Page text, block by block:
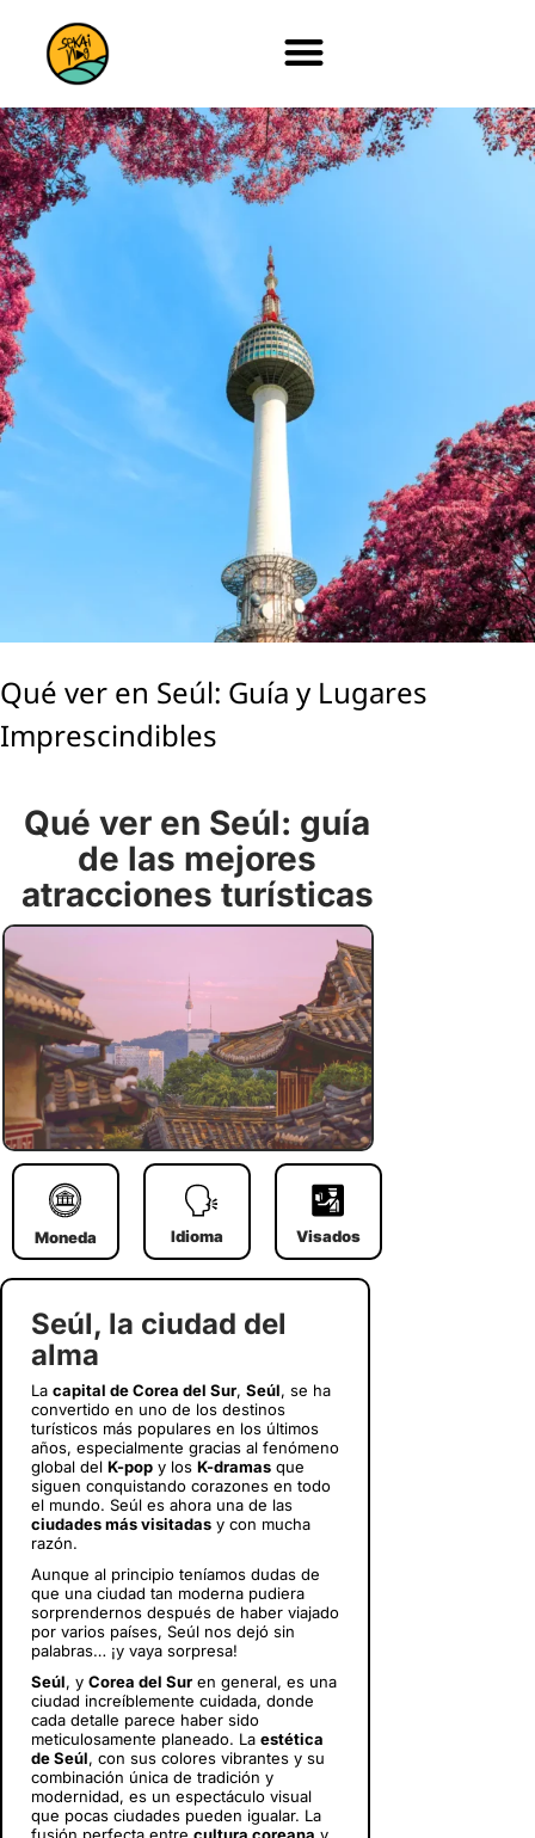
Qué ver en Seúl: Guía y Lugares
Imprescindibles
Qué ver en Seúl: guía
de las mejores
atracciones turísticas
Moneda Idioma Visados
Seúl, la ciudad del
alma
La capital de Corea del Sur, Seúl, se ha
convertido en uno de los destinos
turísticos más populares en los últimos
años, especialmente gracias al fenómeno
global del K-pop y los K-dramas que
siguen conquistando corazones en todo
el mundo. Seúl es ahora una de las
ciudades más visitadas y con mucha
razón.
Aunque al principio teníamos dudas de
que una ciudad tan moderna pudiera
sorprendernos después de haber viajado
por varios países, Seúl nos dejó sin
palabras… ¡y vaya sorpresa!
Seúl, y Corea del Sur en general, es una
ciudad increíblemente cuidada, donde
cada detalle parece haber sido
meticulosamente planeado. La estética
de Seúl, con sus colores vibrantes y su
combinación única de tradición y
modernidad, es un espectáculo visual
que pocas ciudades pueden igualar. La